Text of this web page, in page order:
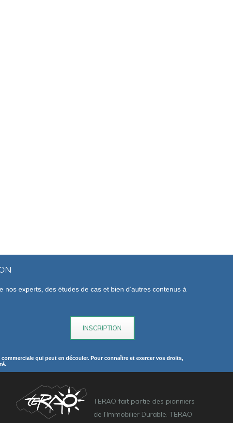
experts, des études de cas et bien d’autres contenus à
qui peut en découler. Pour connaître et exercer vos droits,
TERAO fait partie des pionniers
de l’Immobilier Durable. TERAO